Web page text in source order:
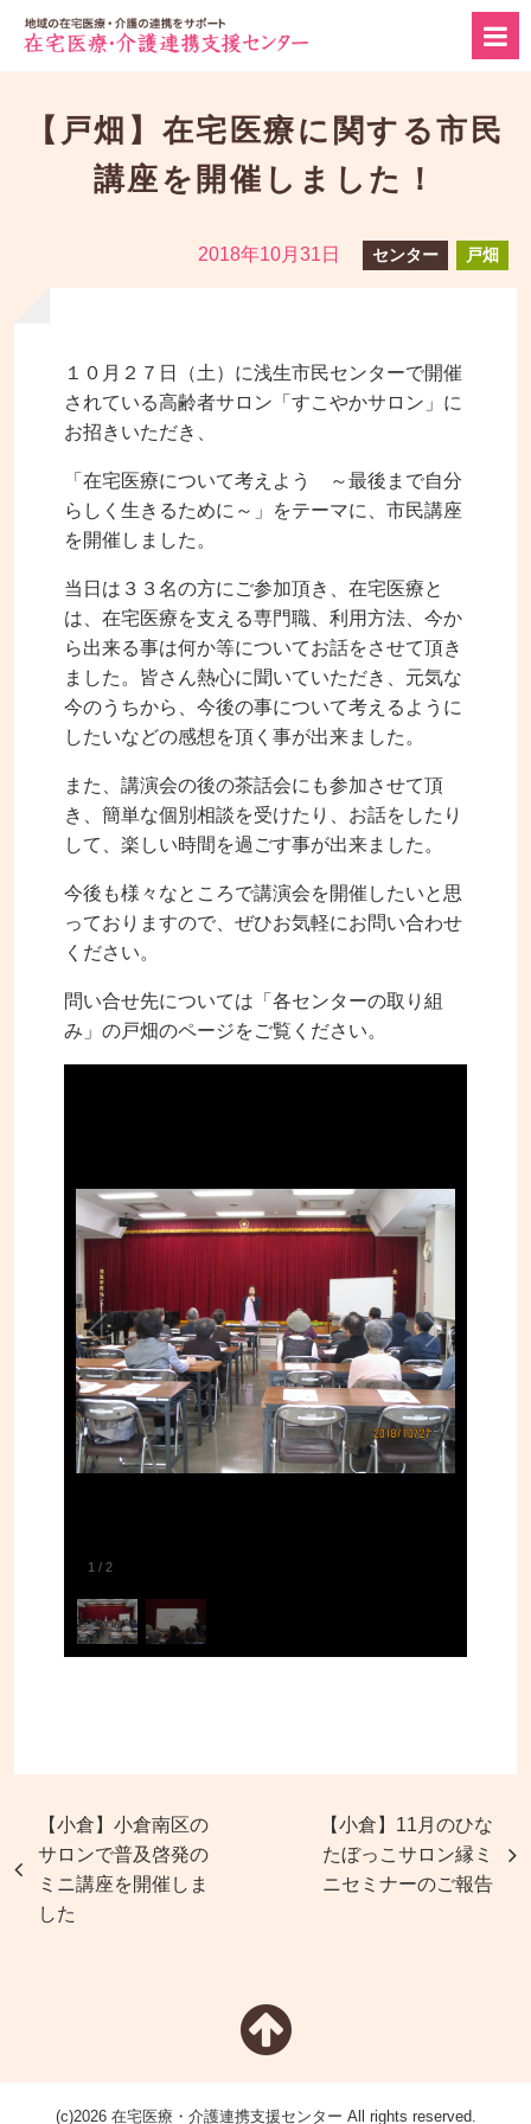
【戸畑】在宅医療に関する市民
講座を開催しました！
2018年10月31日 センター 戸畑
１０月２７日（土）に浅生市民センターで開催
されている高齢者サロン「すこやかサロン」に
お招きいただき、
「在宅医療について考えよう ～最後まで自分
らしく生きるために～」をテーマに、市民講座
を開催しました。
当日は３３名の方にご参加頂き、在宅医療と
は、在宅医療を支える専門職、利用方法、今か
ら出来る事は何か等についてお話をさせて頂き
ました。皆さん熱心に聞いていただき、元気な
今のうちから、今後の事について考えるように
したいなどの感想を頂く事が出来ました。
また、講演会の後の茶話会にも参加させて頂
き、簡単な個別相談を受けたり、お話をしたり
して、楽しい時間を過ごす事が出来ました。
今後も様々なところで講演会を開催したいと思
っておりますので、ぜひお気軽にお問い合わせ
ください。
問い合せ先については「各センターの取り組
み」の戸畑のページをご覧ください。
1 /2
【小倉】小倉南区の
サロンで普及啓発の
ミニ講座を開催しま
した
【小倉】11月のひな
たぼっこサロン縁ミ
ニセミナーのご報告
(c)2026 在宅医療・介護連携支援センター All rights reserved.